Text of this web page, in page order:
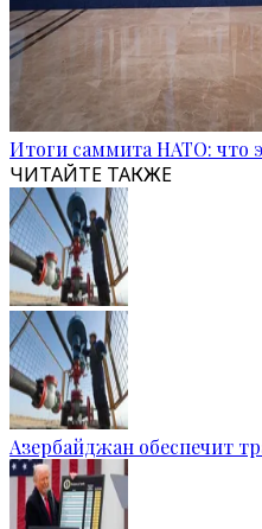
Итоги саммита НАТО: что
ЧИТАЙТЕ ТАКЖЕ
Азербайджан обеспечит